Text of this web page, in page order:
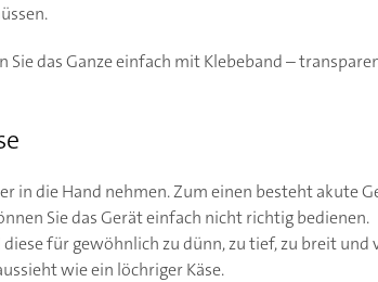
das Ganze einfach mit Klebeband –
in die Hand nehmen. Zum einen besteht akute
Sie das Gerät einfach nicht richtig bedienen.
für gewöhnlich zu dünn, zu tief, zu breit und
wie ein löchriger Käse.